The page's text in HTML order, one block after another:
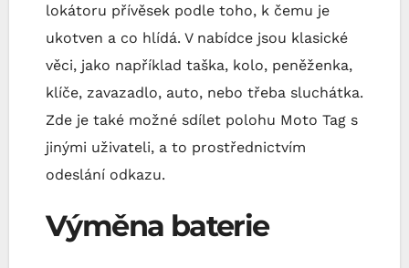
lokátoru přívěsek podle toho, k čemu je
ukotven a co hlídá. V nabídce jsou klasické
věci, jako například taška, kolo, peněženka,
klíče, zavazadlo, auto, nebo třeba sluchátka.
Zde je také možné sdílet polohu Moto Tag s
jinými uživateli, a to prostřednictvím
odeslání odkazu.
Výměna baterie